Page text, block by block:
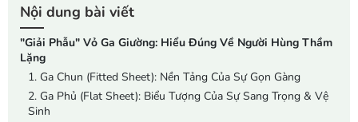
Nội dung bài viết
"Giải Phẫu" Vỏ Ga Giường: Hiểu Đúng Về Người Hùng Thầm
Lặng
1. Ga Chun (Fitted Sheet): Nền Tảng Của Sự Gọn Gàng
2. Ga Phủ (Flat Sheet): Biểu Tượng Của Sự Sang Trọng & Vệ
Sinh